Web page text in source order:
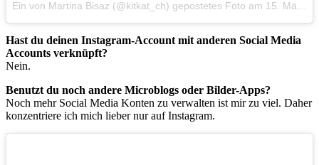
Ein von Martina Bisaz (@kitkat_ch) gepostetes Foto am 15. Mär 2015 um 11:46 Uhr
Hast du deinen Instagram-Account mit anderen Social Media
Accounts verknüpft?
Nein.
Benutzt du noch andere Microblogs oder Bilder-Apps?
Noch mehr Social Media Konten zu verwalten ist mir zu viel. Daher
konzentriere ich mich lieber nur auf Instagram.